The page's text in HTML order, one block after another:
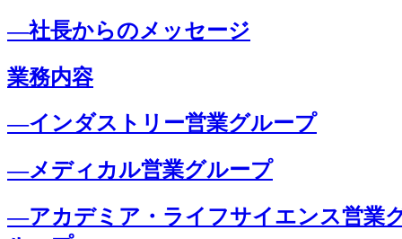
―社長からのメッセージ
業務内容
―インダストリー営業グループ
―メディカル営業グループ
―アカデミア・ライフサイエンス営業